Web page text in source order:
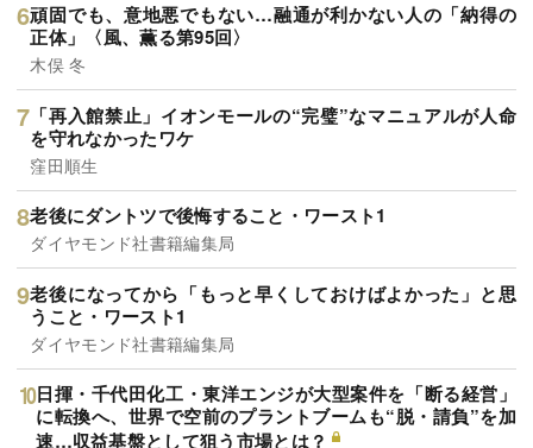
頑固でも、意地悪でもない…融通が利かない人の「納得の
正体」〈風、薫る第95回〉
木俣 冬
「再入館禁止」イオンモールの“完璧”なマニュアルが人命
を守れなかったワケ
窪田順生
老後にダントツで後悔すること・ワースト1
ダイヤモンド社書籍編集局
老後になってから「もっと早くしておけばよかった」と思
うこと・ワースト1
ダイヤモンド社書籍編集局
日揮・千代田化工・東洋エンジが大型案件を「断る経営」
に転換へ、世界で空前のプラントブームも“脱・請負”を加
速…収益基盤として狙う市場とは？